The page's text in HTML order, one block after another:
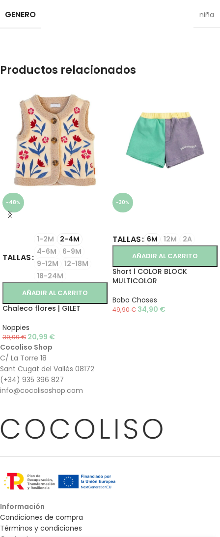
GENERO niña
Productos relacionados
-48%
TALLAS
1-2M
2-4M
4-6M
6-9M
9-12M
12-18M
18-24M
AÑADIR AL CARRITO
Chaleco flores | GILET
Noppies
39,99€ 20,99 €
-30%
TALLAS 6M 12M 2A
AÑADIR AL CARRITO
Short l COLOR BLOCK
MULTICOLOR
Bobo Choses
49,90€ 34,90 €
Cocoliso Shop
C/ La Torre 18
Sant Cugat del Vallès 08172
(+34) 935 396 827
info@cocolisoshop.com
Información
Condiciones de compra
Términos y condiciones